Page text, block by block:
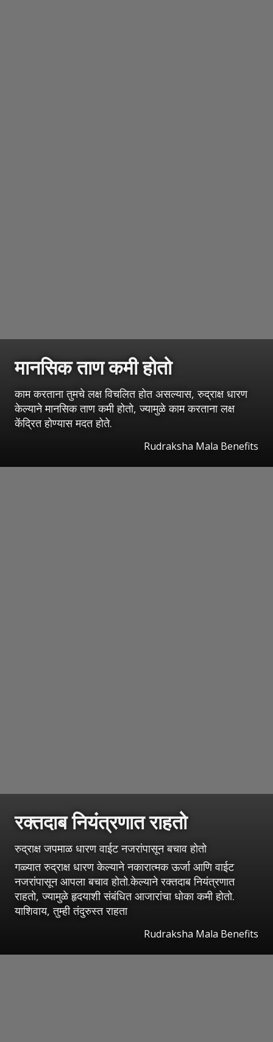
मानसिक ताण कमी होतो
काम करताना तुमचे लक्ष विचलित होत असल्यास, रुद्राक्ष धारण
केल्याने मानसिक ताण कमी होतो, ज्यामुळे काम करताना लक्ष
केंद्रित होण्यास मदत होते.
Rudraksha Mala Benefits
रक्तदाब नियंत्रणात राहतो
रुद्राक्ष जपमाळ धारण वाईट नजरांपासून बचाव होतो
गळ्यात रुद्राक्ष धारण केल्याने नकारात्मक ऊर्जा आणि वाईट
नजरांपासून आपला बचाव होतो.केल्याने रक्तदाब नियंत्रणात
राहतो, ज्यामुळे हृदयाशी संबंधित आजारांचा धोका कमी होतो.
याशिवाय, तुम्ही तंदुरुस्त राहता
Rudraksha Mala Benefits